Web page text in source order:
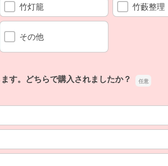
竹灯籠 竹藪整理
その他
す。どちらで購入されましたか？